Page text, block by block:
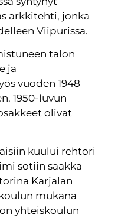
arkkitehti, jonka
Viipurissa.
talon
ja
vuoden 1948
1950-luvun
olivat
kuului rehtori
sotiin saakka
Karjalan
mukana
yhteiskoulun